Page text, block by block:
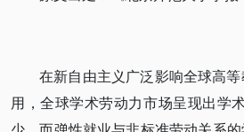
在新自由主义广泛影响全球高
用，全球学术劳动力市场呈现出学